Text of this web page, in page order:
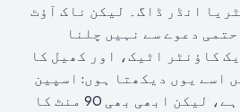
انڈر ڈاگ۔ لیکن ناک آؤٹ
دعوے سے نہیں چلنا
کاؤنٹر اٹیک، اور کھیل کا
اسے یوں دیکھتا ہوں: اسپین
کا معیار بہت اونچا ہے، لیکن ابھی بھی 90 منٹ کا